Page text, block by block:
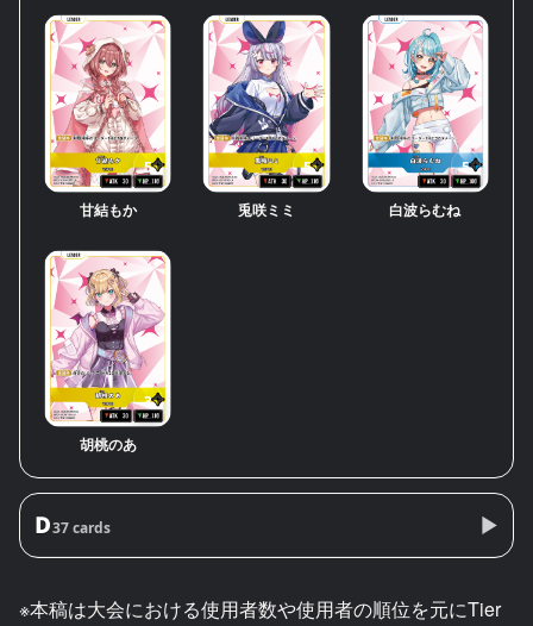
5
甘結もか
5
兎咲ミミ
5
白波らむね
3
胡桃のあ
D37 cards
※本稿は大会における使用者数や使用者の順位を元にTier